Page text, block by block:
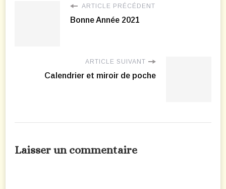
ARTICLE PRÉCÉDENT
Bonne Année 2021
ARTICLE SUIVANT
Calendrier et miroir de poche
Laisser un commentaire